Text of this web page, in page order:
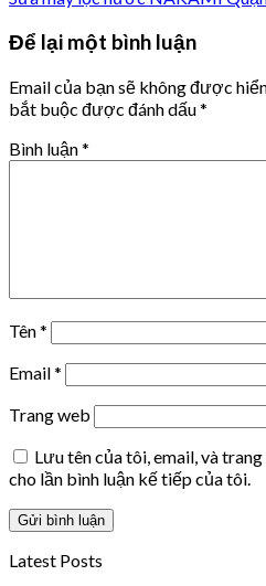
Để lại một bình luận
Email của bạn sẽ không được
bắt buộc được đánh dấu*
Bình luận*
Tên*
Email*
Trang web
Lưu tên của tôi, email, và
cho lần bình luận kế tiếp của tôi.
Latest Posts